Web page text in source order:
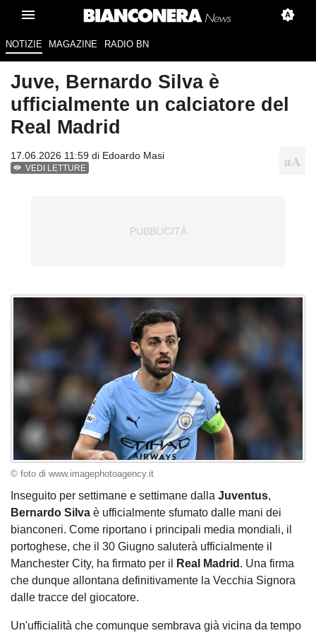
NOTIZIE MAGAZINE RADIO BN
Juve, Bernardo Silva è
ufficialmente un calciatore del
Real Madrid
17.06.2026 11:59 di Edoardo Masi
VEDI LETTURE
© foto di www.imagephotoagency.it
Inseguito per settimane e settimane dalla Juventus,
Bernardo Silva è ufficialmente sfumato dalle mani dei
bianconeri. Come riportano i principali media mondiali, il
portoghese, che il 30 Giugno saluterà ufficialmente il
Manchester City, ha firmato per il
Real Madrid . Una firma
che dunque allontana definitivamente la Vecchia Signora
dalle tracce del giocatore.
Un'ufficialità che comunque sembrava già vicina da tempo